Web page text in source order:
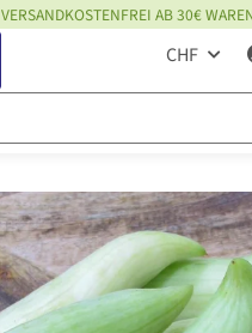
VERSANDKOSTENFREI AB 30€
CHF